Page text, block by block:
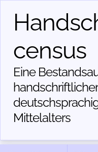
census
Eine
Mittelalters